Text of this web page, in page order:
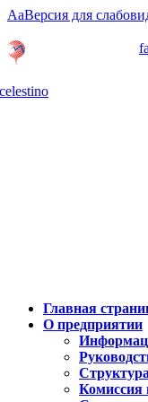
AaВерсия для
Главная
О предприятии
Комиссия